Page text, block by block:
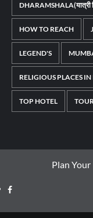
DHARAMSHALA(यात्री
HOW TO REACH
LEGEND'S
RELIGIOUS PLACES
TOP HOTEL
Plan
Facebook